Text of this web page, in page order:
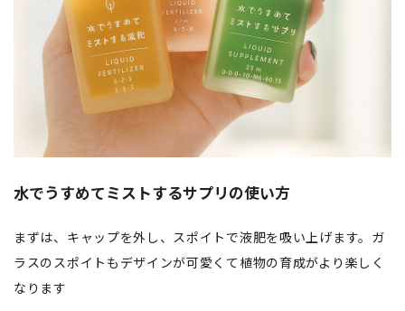
水でうすめてミストするサプリの使い方
まずは、キャップを外し、スポイトで液肥を吸い上げます。ガ
ラスのスポイトもデザインが可愛くて植物の育成がより楽しく
なります